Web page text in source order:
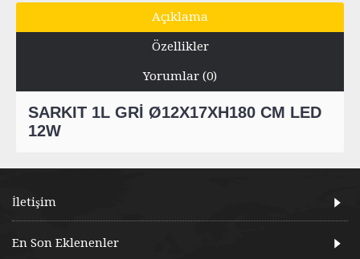
Açıklama
Özellikler
Yorumlar (0)
SARKIT 1L GRİ Ø12X17XH180 CM LED
12W
İletişim
En Son Eklenenler